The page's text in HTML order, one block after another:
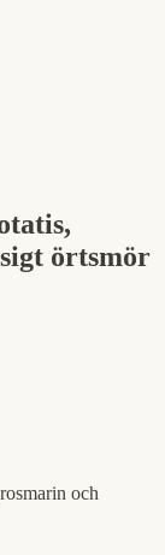
örtsmör
och